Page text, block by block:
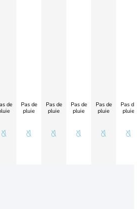
de
Pas de
pluie
Pas de
pluie
Pas de
pluie
Pas de
pluie
Pas de
pluie